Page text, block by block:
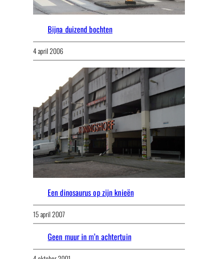
Bijna duizend bochten
4 april 2006
Een dinosaurus op zijn knieën
15 april 2007
Geen muur in m’n achtertuin